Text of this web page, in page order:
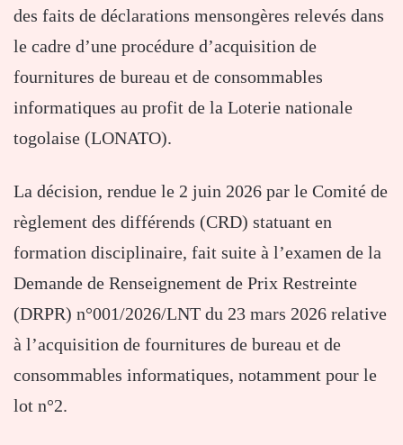
des faits de déclarations mensongères relevés dans
le cadre d’une procédure d’acquisition de
fournitures de bureau et de consommables
informatiques au profit de la Loterie nationale
togolaise (LONATO).
La décision, rendue le 2 juin 2026 par le Comité de
règlement des différends (CRD) statuant en
formation disciplinaire, fait suite à l’examen de la
Demande de Renseignement de Prix Restreinte
(DRPR) n°001/2026/LNT du 23 mars 2026 relative
à l’acquisition de fournitures de bureau et de
consommables informatiques, notamment pour le
lot n°2.